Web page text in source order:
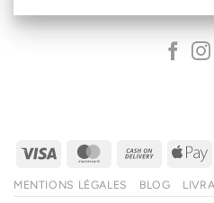
Visa MasterCardCash
Delivery
MENTIONS LÉGALES BLOG